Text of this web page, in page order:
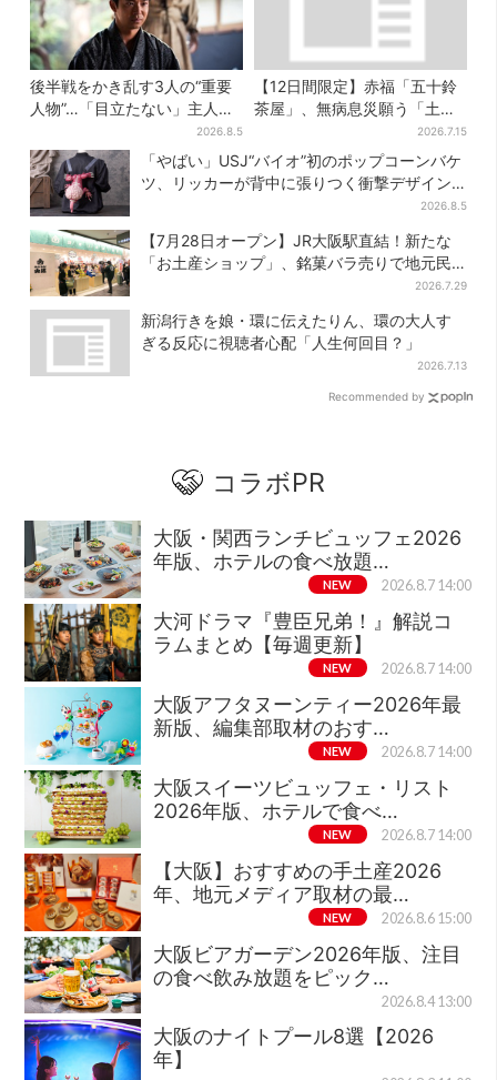
後半戦をかき乱す3人の“重要
人物”…「目立たない」主人
公・仲野太賀も、モブキャラ
→覚醒へ【豊臣兄弟】
2026.8.5
【12日間限定】赤福「五十鈴
茶屋」、無病息災願う「土用
さわ餅」販売スタート 関西8
カ所でも買える
2026.7.15
「やばい」USJ“バイオ”初のポップコーンバケ
ツ、リッカーが背中に張りつく衝撃デザイン
2026.8.5
【7月28日オープン】JR大阪駅直結！新たな
「お土産ショップ」、銘菓バラ売りで地元民
2026.7.29
新潟行きを娘・環に伝えたりん、環の大人す
ぎる反応に視聴者心配「人生何回目？」
2026.7.13
Recommended by
コラボPR
大阪・関西ランチビュッフェ2026
年版、ホテルの食べ放題…
NEW 2026.8.7 14:00
大河ドラマ『豊臣兄弟！』解説コ
ラムまとめ【毎週更新】
NEW 2026.8.7 14:00
大阪アフタヌーンティー2026年最
新版、編集部取材のおす…
NEW 2026.8.7 14:00
大阪スイーツビュッフェ・リスト
2026年版、ホテルで食べ…
NEW 2026.8.7 14:00
【大阪】おすすめの手土産2026
年、地元メディア取材の最…
NEW 2026.8.6 15:00
大阪ビアガーデン2026年版、注目
の食べ飲み放題をピック…
2026.8.4 13:00
大阪のナイトプール8選【2026
年】